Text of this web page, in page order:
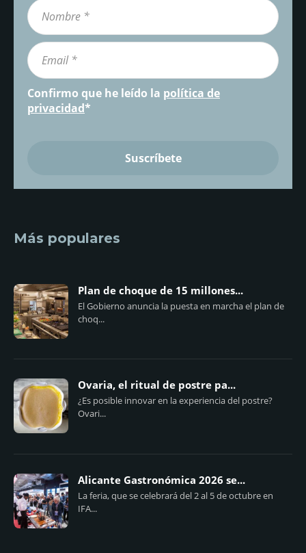
Confirmo que he leído la política de
privacidad*
Más populares
Plan de choque de 15 millones...
El Gobierno anuncia la puesta en marcha el plan de
choq...
Ovaria, el ritual de postre pa...
¿Es posible innovar en la experiencia del postre?
Ovari...
Alicante Gastronómica 2026 se...
La feria, que se celebrará del 2 al 5 de octubre en
IFA...